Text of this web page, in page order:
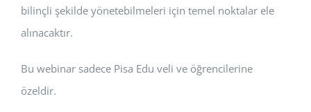
bilinçli şekilde yönetebilmeleri için temel noktalar ele
alınacaktır.
Bu webinar sadece Pisa Edu veli ve öğrencilerine
özeldir.